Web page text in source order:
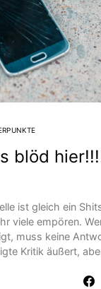
blöd
ist gleich ein
viele empören.
muss keine
Kritik äußert,